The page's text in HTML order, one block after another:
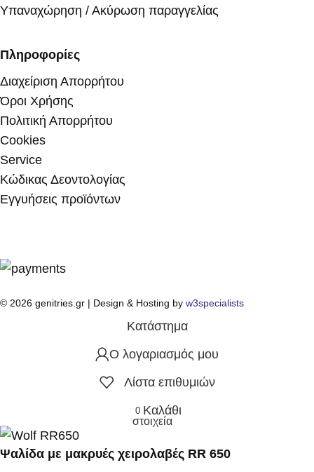
Υπαναχώρηση / Ακύρωση παραγγελίας
Πληροφορίες
Διαχείριση Απορρήτου
Όροι Χρήσης
Πολιτική Απορρήτου
Cookies
Service
Κώδικας Δεοντολογίας
Εγγυήσεις προϊόντων
© 2026 genitries.gr | Design & Hosting by w3specialists
Κατάστημα
Ο λογαριασμός μου
Λίστα επιθυμιών
0
στοιχεία
Καλάθι
Ψαλίδα με μακρυές χειρολαβές RR 650